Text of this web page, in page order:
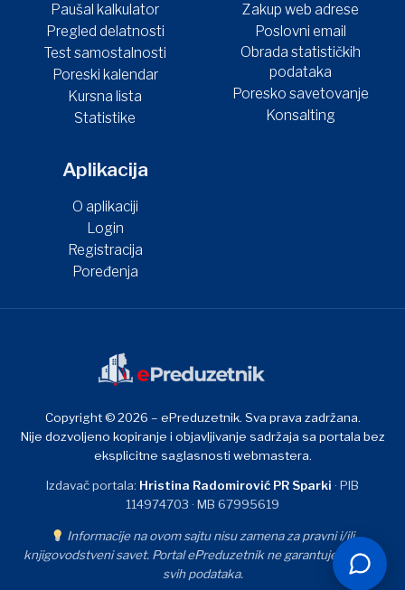
Paušal kalkulator
Pregled delatnosti
Test samostalnosti
Poreski kalendar
Kursna lista
Statistike
Zakup web adrese
Poslovni email
Obrada statističkih
podataka
Poresko savetovanje
Konsalting
Aplikacija
O aplikaciji
Login
Registracija
Poređenja
Copyright © 2026 – ePreduzetnik. Sva prava zadržana.
Nije dozvoljeno kopiranje i objavljivanje sadržaja sa portala bez
eksplicitne saglasnosti webmastera.
Izdavač portala: Hristina Radomirović PR Sparki · PIB
114974703 · MB 67995619
Informacije na ovom sajtu nisu zamena za pravni i/ili
knjigovodstveni savet. Portal ePreduzetnik ne garantuje tačnost
svih podataka.